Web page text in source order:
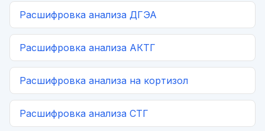
Расшифровка анализа ДГЭА
Расшифровка анализа АКТГ
Расшифровка анализа на кортизол
Расшифровка анализа СТГ